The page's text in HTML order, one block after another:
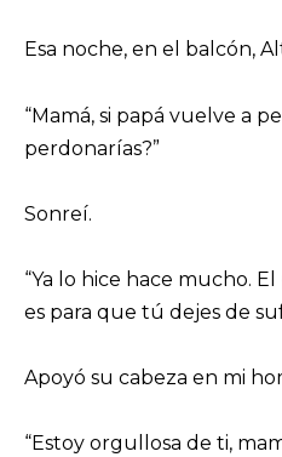
Esa noche, en el balcón,
“Mamá, si papá vuelve a
perdonarías?”
Sonreí.
“Ya lo hice hace mucho.
es para que tú dejes de
Apoyó su cabeza en mi
“Estoy orgullosa de ti,